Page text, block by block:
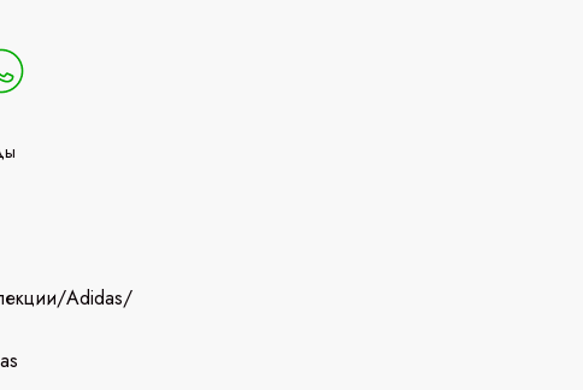
/Adidas/